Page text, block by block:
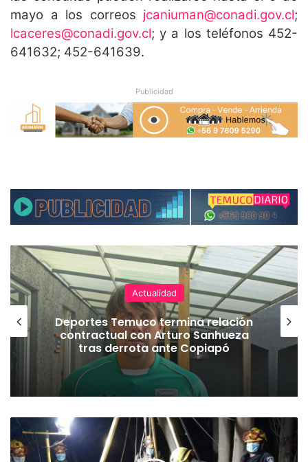
mayo a los correos jcaniuman@conadi.gov.cl;
lcaceres@conadi.gov.cl; y a los teléfonos 452-
641632; 452-641639.
Publicidad
Actualidad
Deportes Temuco termina relación
contractual con Arturo Sanhueza
tras derrota ante Copiapó
o
m